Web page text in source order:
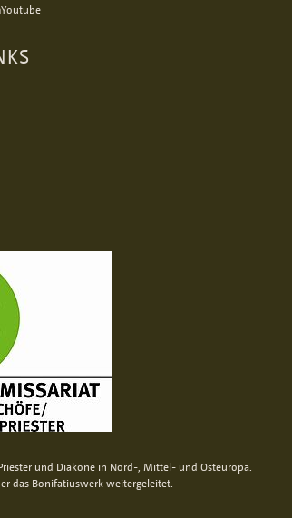
Youtube
und Diakone in Nord-, Mittel- und Osteuropa.
das Bonifatiuswerk weitergeleitet.